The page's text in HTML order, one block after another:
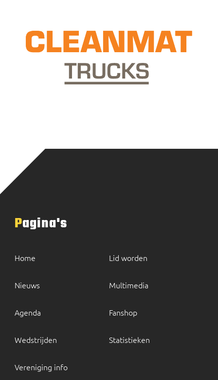
Pagina's
Home
Nieuws
Agenda
Wedstrijden
Vereniging info
Lid worden
Multimedia
Fanshop
Statistieken